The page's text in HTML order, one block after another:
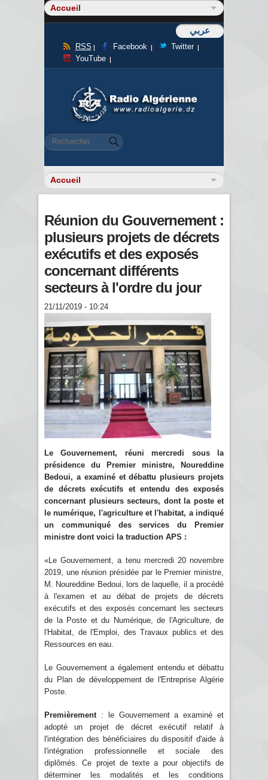
عربي
RSS Facebook
Twitter
YouTube
Formulaire de recherche
Rechercher
Réunion du Gouvernement :
plusieurs projets de décrets
exécutifs et des exposés
concernant différents
secteurs à l'ordre du jour
21/11/2019 - 10:24
Le Gouvernement, réuni mercredi sous la
présidence du Premier ministre, Noureddine
Bedoui, a examiné et débattu plusieurs projets
de décrets exécutifs et entendu des exposés
concernant plusieurs secteurs, dont la poste et
le numérique, l'agriculture et l'habitat, a indiqué
un communiqué des services du Premier
ministre dont voici la traduction APS :
«Le Gouvernement, a tenu mercredi 20 novembre
2019, une réunion présidée par le Premier ministre,
M. Noureddine Bedoui, lors de laquelle, il a procédé
à l'examen et au débat de projets de décrets
exécutifs et des exposés concernant les secteurs
de la Poste et du Numérique, de l'Agriculture, de
l'Habitat, de l'Emploi, des Travaux publics et des
Ressources en eau.
Le Gouvernement a également entendu et débattu
du Plan de développement de l'Entreprise Algérie
Poste.
Premièrement : le Gouvernement a examiné et
adopté un projet de décret exécutif relatif à
l'intégration des bénéficiaires du dispositif d'aide à
l'intégration professionnelle et sociale des
diplômés. Ce projet de texte a pour objectifs de
déterminer les modalités et les conditions